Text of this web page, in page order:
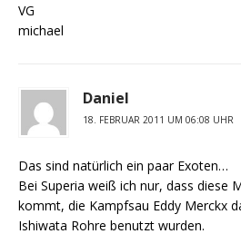
VG
michael
Daniel
18. FEBRUAR 2011 UM 06:08 UHR
Das sind natürlich ein paar Exoten…
Bei Superia weiß ich nur, dass diese
kommt, die Kampfsau Eddy Merckx
Ishiwata Rohre benutzt wurden.